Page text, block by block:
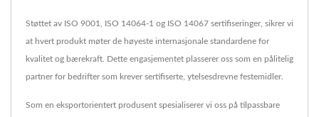
Støttet av ISO 9001, ISO 14064-1 og ISO 14067 sertifiseringer, sikrer vi
at hvert produkt møter de høyeste internasjonale standardene for
kvalitet og bærekraft. Dette engasjementet plasserer oss som en pålitelig
partner for bedrifter som krever sertifiserte, ytelsesdrevne festemidler.
Som en eksportorientert produsent spesialiserer vi oss på tilpassbare